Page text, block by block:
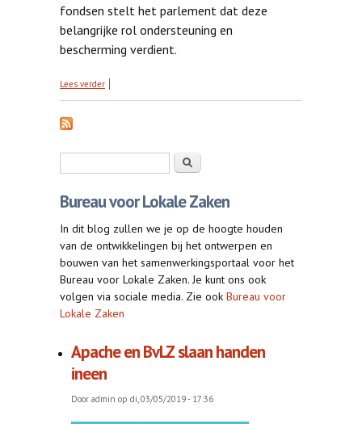
fondsen stelt het parlement dat deze
belangrijke rol ondersteuning en
bescherming verdient.
Lees verder over Europees Parlement: onderzoeksjournalistiek
Zoeken
Bureau voor Lokale Zaken
In dit blog zullen we je op de hoogte houden
van de ontwikkelingen bij het ontwerpen en
bouwen van het samenwerkingsportaal voor het
Bureau voor Lokale Zaken. Je kunt ons ook
volgen via sociale media. Zie ook Bureau voor
Lokale Zaken
Apache en BvLZ slaan handen
ineen
Door admin op di, 03/05/2019 - 17:36